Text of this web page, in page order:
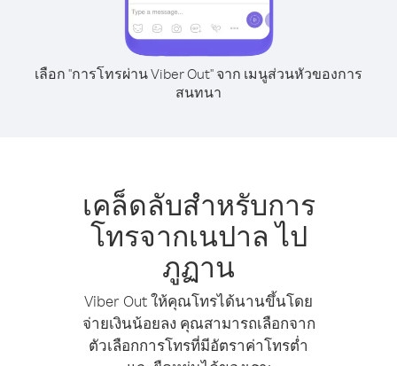
เลือก "การโทรผ่าน Viber Out" จาก เมนูส่วนหัวของการ
สนทนา
เคล็ดลับสำหรับการ
โทรจากเนปาล ไป
ภูฏาน
Viber Out ให้คุณโทรได้นานขึ้นโดย
จ่ายเงินน้อยลง คุณสามารถเลือกจาก
ตัวเลือกการโทรที่มีอัตราค่าโทรต่ำ